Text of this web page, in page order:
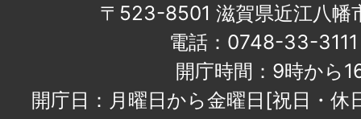
〒523-8501 滋賀県近江八幡
電話：0748-33-
開庁時間：9時から
開庁日：月曜日から金曜日[祝日・